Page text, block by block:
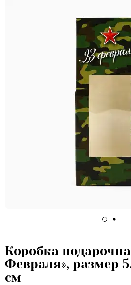
Коробка
Февраля», размер
см